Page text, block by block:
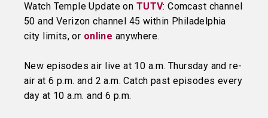
Watch Temple Update on TUTV: Comcast channel
50 and Verizon channel 45 within Philadelphia
city limits, or online anywhere.
New episodes air live at 10 a.m. Thursday and re-
air at 6 p.m. and 2 a.m. Catch past episodes every
day at 10 a.m. and 6 p.m.